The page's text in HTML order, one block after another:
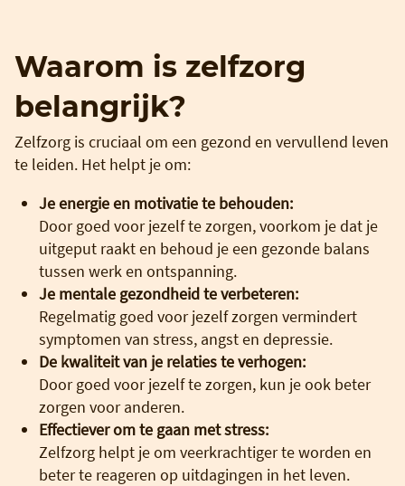
Waarom is zelfzorg
belangrijk?
Zelfzorg is cruciaal om een gezond en vervullend leven
te leiden. Het helpt je om:
Je energie en motivatie te behouden:
Door goed voor jezelf te zorgen, voorkom je dat je
uitgeput raakt en behoud je een gezonde balans
tussen werk en ontspanning.
Je mentale gezondheid te verbeteren:
Regelmatig goed voor jezelf zorgen vermindert
symptomen van stress, angst en depressie.
De kwaliteit van je relaties te verhogen:
Door goed voor jezelf te zorgen, kun je ook beter
zorgen voor anderen.
Effectiever om te gaan met stress:
Zelfzorg helpt je om veerkrachtiger te worden en
beter te reageren op uitdagingen in het leven.